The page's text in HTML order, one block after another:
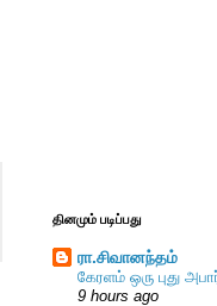
தினமும் படிப்பது
ரா.சிவானந்தம்
கேரளம் ஒரு புது
9 hours ago